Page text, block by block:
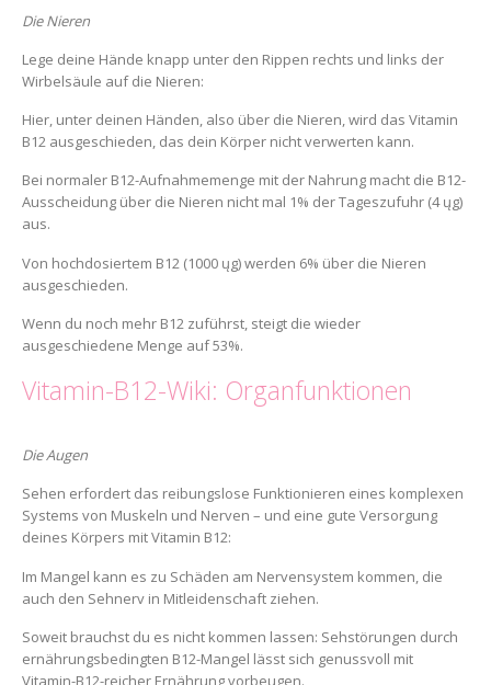
Die Nieren
Lege deine Hände knapp unter den Rippen rechts und links der
Wirbelsäule auf die Nieren:
Hier, unter deinen Händen, also über die Nieren, wird das Vitamin
B12 ausgeschieden, das dein Körper nicht verwerten kann.
Bei normaler B12-Aufnahmemenge mit der Nahrung macht die B12-
Ausscheidung über die Nieren nicht mal 1% der Tageszufuhr (4 ųg)
aus.
Von hochdosiertem B12 (1000 ųg) werden 6% über die Nieren
ausgeschieden.
Wenn du noch mehr B12 zuführst, steigt die wieder
ausgeschiedene Menge auf 53%.
Vitamin-B12-Wiki: Organfunktionen
Die Augen
Sehen erfordert das reibungslose Funktionieren eines komplexen
Systems von Muskeln und Nerven – und eine gute Versorgung
deines Körpers mit Vitamin B12:
Im Mangel kann es zu Schäden am Nervensystem kommen, die
auch den Sehnerv in Mitleidenschaft ziehen.
Soweit brauchst du es nicht kommen lassen: Sehstörungen durch
ernährungsbedingten B12-Mangel lässt sich genussvoll mit
Vitamin-B12-reicher Ernährung vorbeugen.